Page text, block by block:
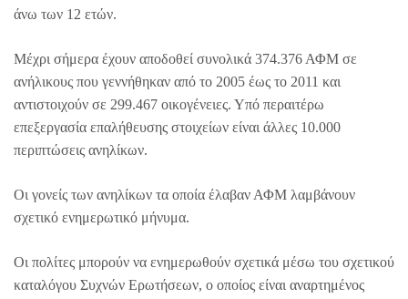
άνω των 12 ετών.
Μέχρι σήμερα έχουν αποδοθεί συνολικά 374.376 ΑΦΜ σε
ανήλικους που γεννήθηκαν από το 2005 έως το 2011 και
αντιστοιχούν σε 299.467 οικογένειες. Υπό περαιτέρω
επεξεργασία επαλήθευσης στοιχείων είναι άλλες 10.000
περιπτώσεις ανηλίκων.
Οι γονείς των ανηλίκων τα οποία έλαβαν ΑΦΜ λαμβάνουν
σχετικό ενημερωτικό μήνυμα.
Οι πολίτες μπορούν να ενημερωθούν σχετικά μέσω του σχετικού
καταλόγου Συχνών Ερωτήσεων, ο οποίος είναι αναρτημένος